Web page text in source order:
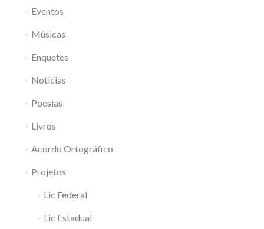
Eventos
Músicas
Enquetes
Notícias
Poesias
Livros
Acordo Ortográfico
Projetos
Lic Federal
Lic Estadual